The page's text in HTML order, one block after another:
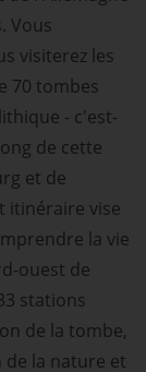
Vous
visiterez les
70 tombes
- c'est-
de cette
et de
itinéraire vise
la vie
ouest de
stations
de la tombe,
de la nature et